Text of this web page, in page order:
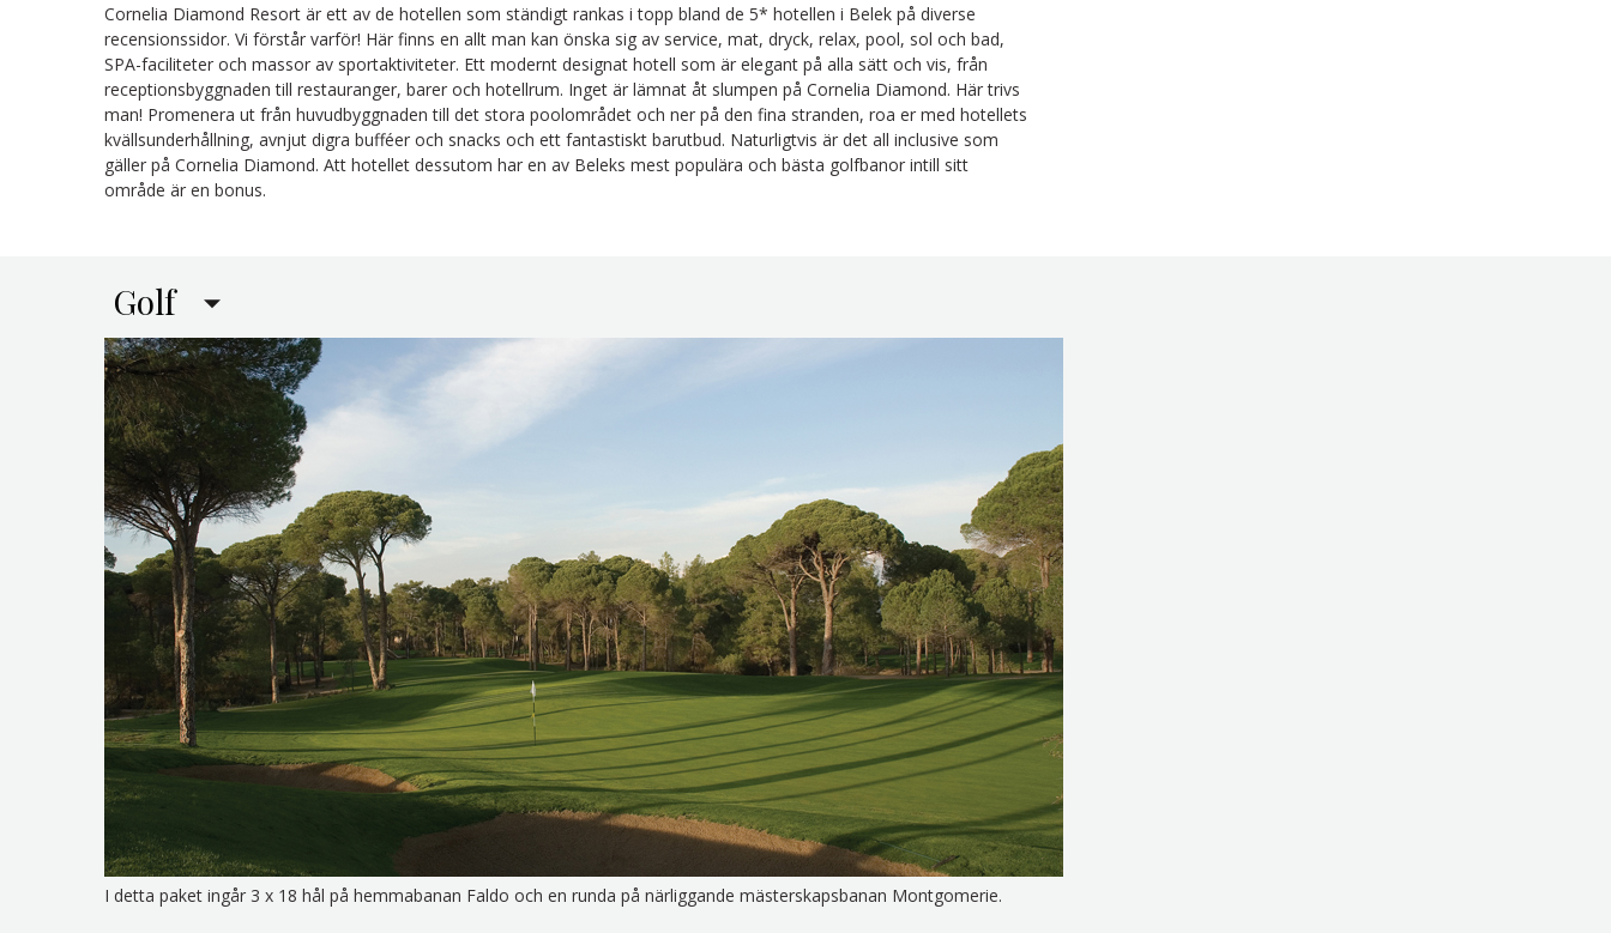
Cornelia Diamond Resort är ett av de hotellen som ständigt rankas i topp bland de 5* hotellen i Belek på diverse
recensionssidor. Vi förstår varför! Här finns en allt man kan önska sig av service, mat, dryck, relax, pool, sol och bad,
SPA-faciliteter och massor av sportaktiviteter. Ett modernt designat hotell som är elegant på alla sätt och vis, från
receptionsbyggnaden till restauranger, barer och hotellrum. Inget är lämnat åt slumpen på Cornelia Diamond. Här trivs
man! Promenera ut från huvudbyggnaden till det stora poolområdet och ner på den fina stranden, roa er med hotellets
kvällsunderhållning, avnjut digra bufféer och snacks och ett fantastiskt barutbud. Naturligtvis är det all inclusive som
gäller på Cornelia Diamond. Att hotellet dessutom har en av Beleks mest populära och bästa golfbanor intill sitt
område är en bonus.
Golf
I detta paket ingår 3 x 18 hål på hemmabanan Faldo och en runda på närliggande mästerskapsbanan Montgomerie.